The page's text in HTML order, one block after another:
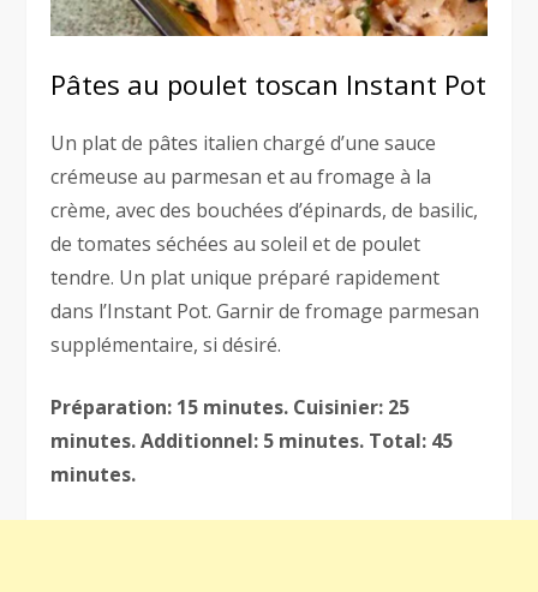
Pâtes au poulet toscan Instant Pot
Un plat de pâtes italien chargé d’une sauce
crémeuse au parmesan et au fromage à la
crème, avec des bouchées d’épinards, de basilic,
de tomates séchées au soleil et de poulet
tendre. Un plat unique préparé rapidement
dans l’Instant Pot. Garnir de fromage parmesan
supplémentaire, si désiré.
Préparation: 15 minutes. Cuisinier: 25
minutes. Additionnel: 5 minutes. Total: 45
minutes.